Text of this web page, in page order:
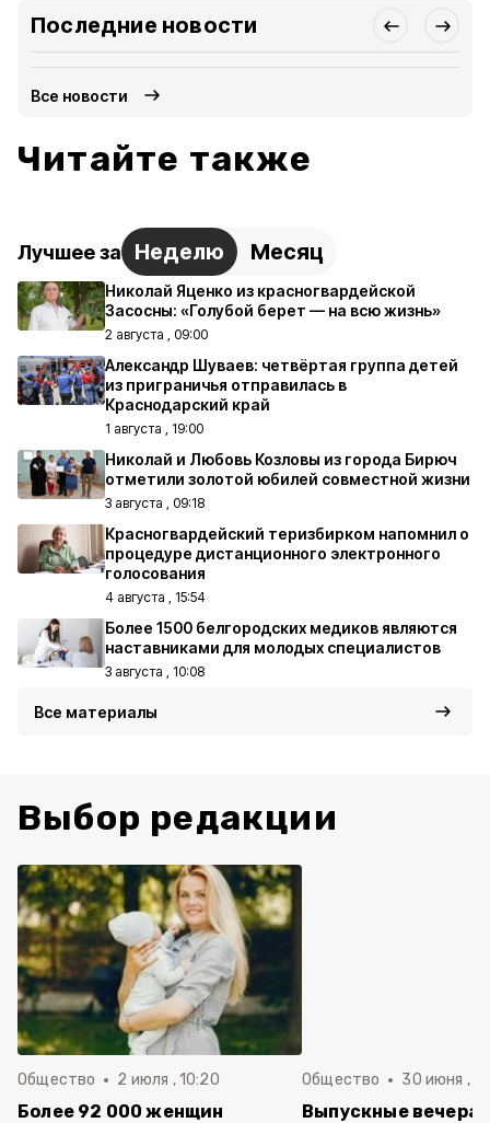
Последние новости
Все новости
Читайте также
Лучшее за Неделю Месяц
Николай Яценко из красногвардейской
Засосны: «Голубой берет — на всю жизнь»
2 августа , 09:00
Александр Шуваев: четвёртая группа детей
из приграничья отправилась в
Краснодарский край
1 августа , 19:00
Николай и Любовь Козловы из города Бирюч
отметили золотой юбилей совместной жизни
3 августа , 09:18
Красногвардейский теризбирком напомнил о
процедуре дистанционного электронного
голосования
4 августа , 15:54
Более 1500 белгородских медиков являются
наставниками для молодых специалистов
3 августа , 10:08
Все материалы
Выбор редакции
Общество 2 июля , 10:20
Более 92 000 женщин
Общество 30 июня ,
Выпускные вечера